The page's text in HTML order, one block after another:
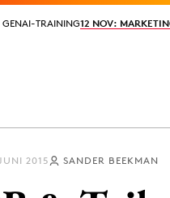
GENAI-TRAINING12 NOV:
GENAI-TRAINING12 NOV:
2015 SANDER BEEKMAN